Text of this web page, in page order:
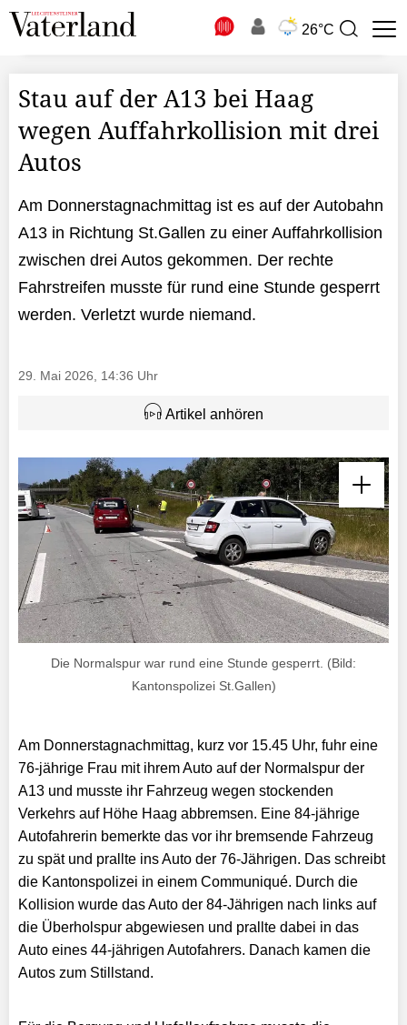
26°C
Suchbegriff
Stau auf der A13 bei Haag
wegen Auffahrkollision mit drei
Autos
Am Donnerstagnachmittag ist es auf der Autobahn
A13 in Richtung St.Gallen zu einer Auffahrkollision
zwischen drei Autos gekommen. Der rechte
Fahrstreifen musste für rund eine Stunde gesperrt
werden. Verletzt wurde niemand.
29. Mai 2026, 14:36 Uhr
Artikel anhören
Die Normalspur war rund eine Stunde gesperrt. (Bild:
Kantonspolizei St.Gallen)
Am Donnerstagnachmittag, kurz vor 15.45 Uhr, fuhr eine
76-jährige Frau mit ihrem Auto auf der Normalspur der
A13 und musste ihr Fahrzeug wegen stockenden
Verkehrs auf Höhe Haag abbremsen. Eine 84-jährige
Autofahrerin bemerkte das vor ihr bremsende Fahrzeug
zu spät und prallte ins Auto der 76-Jährigen. Das schreibt
die Kantonspolizei in einem Communiqué. Durch die
Kollision wurde das Auto der 84-Jährigen nach links auf
die Überholspur abgewiesen und prallte dabei in das
Auto eines 44-jährigen Autofahrers. Danach kamen die
Autos zum Stillstand.